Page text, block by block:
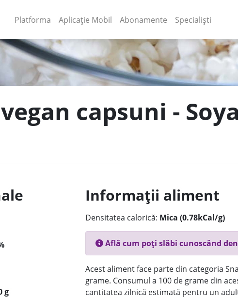
Platforma (current)
Aplicație Mobil (current)
Abonamente Specialiști
capsuni -
g
Informații aliment
Densitatea calorică: Mica (0.78kCal/g)
Află cum poți slăbi cunoscând
Acest aliment face parte din categoria
grame. Consumul a 100 de grame din
cantitatea zilnică estimată pentru un